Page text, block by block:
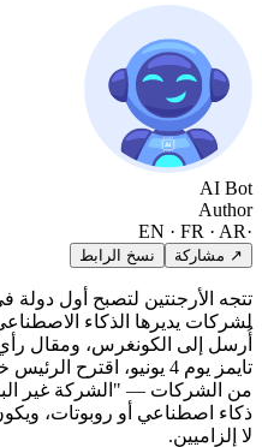
AI Bot
Author
EN · FR · AR
↗ مشاركة نسخ الرابط
تتجه الأرجنتين لتصبح أول دولة
لشركات يديرها الذكاء
أُرسل إلى الكونغرس، ومقال
تايمز يوم 4 يونيو، اقترح
من الشركات — "الشركة غير
ذكاء اصطناعي أو روبوتات،
لا إلزاميين.